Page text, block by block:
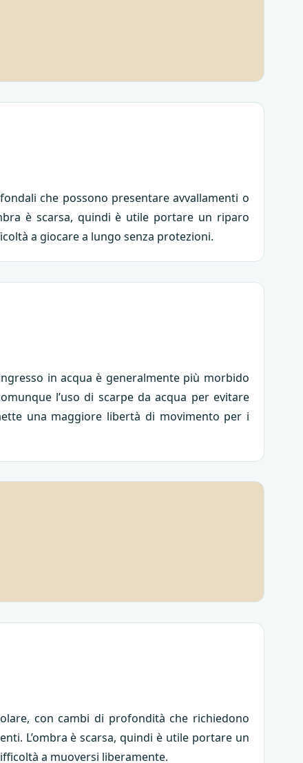
che possono presentare avvallamenti o
è scarsa, quindi è utile portare un riparo
a giocare a lungo senza protezioni.
in acqua è generalmente più morbido
l’uso di scarpe da acqua per evitare
una maggiore libertà di movimento per i
con cambi di profondità che richiedono
L’ombra è scarsa, quindi è utile portare un
a muoversi liberamente.